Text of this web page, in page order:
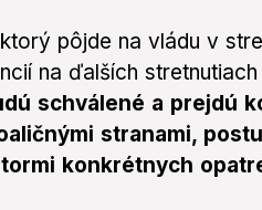
pôjde na vládu v
na ďalších
schválené a prejdú
stranami,
konkrétnych